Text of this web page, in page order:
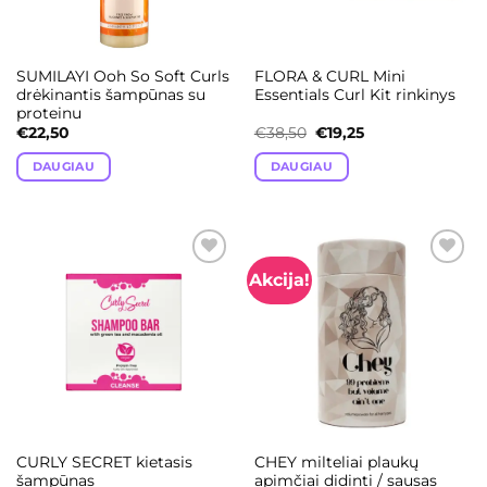
SUMILAYI Ooh So Soft Curls
drėkinantis šampūnas su
proteinu
€22,50
DAUGIAU
FLORA & CURL Mini
Essentials Curl Kit rinkinys
€38,50 Original
price
was:
€38,50.
€19,25Current
DAUGIAU
Add to
CURLY SECRET kietasis
šampūnas
Akcija!
CHEY milteliai plaukų
apimčiai didinti / sausas